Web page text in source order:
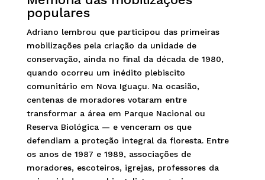
populares
Adriano lembrou que participou das primeiras
mobilizações pela criação da unidade de
conservação, ainda no final da década de 1980,
quando ocorreu um inédito plebiscito
comunitário em Nova Iguaçu. Na ocasião,
centenas de moradores votaram entre
transformar a área em Parque Nacional ou
Reserva Biológica — e venceram os que
defendiam a proteção integral da floresta. Entre
os anos de 1987 e 1989, associações de
moradores, escoteiros, igrejas, professores da